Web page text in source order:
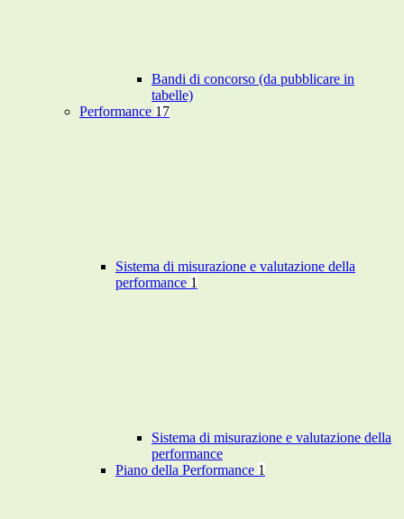
Bandi di concorso (da pubblicare in
tabelle)
Performance 17
Sistema di misurazione e valutazione della
performance 1
Sistema di misurazione e valutazione della
performance
Piano della Performance 1